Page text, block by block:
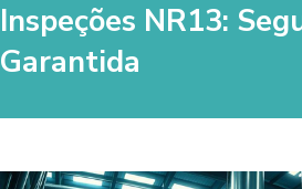
Inspeções NR13:
Garantida